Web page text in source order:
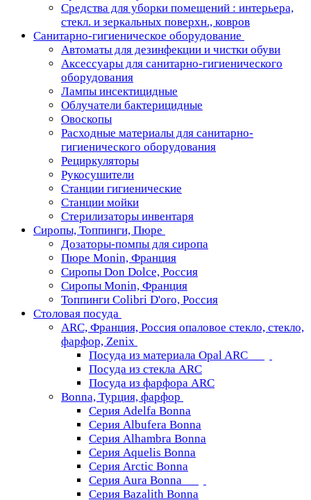
Средства для уборки помещений : интерьера,
стекл. и зеркальных поверхн., ковров
Санитарно-гигиеническое оборудование
Автоматы для дезинфекции и чистки обуви
Аксессуары для санитарно-гигиенического
оборудования
Лампы инсектицидные
Облучатели бактерицидные
Овоскопы
Расходные материалы для санитарно-
гигиенического оборудования
Рециркуляторы
Рукосушители
Станции гигиенические
Станции мойки
Стерилизаторы инвентаря
Сиропы, Топпинги, Пюре
Дозаторы-помпы для сиропа
Пюре Monin, Франция
Сиропы Don Dolce, Россия
Сиропы Monin, Франция
Топпинги Colibri D'oro, Россия
Столовая посуда
ARC, Франция, Россия опаловое стекло, стекло,
фарфор, Zenix
Посуда из материала Opal ARC
Посуда из стекла ARC
Посуда из фарфора ARC
Bonna, Турция, фарфор
Серия Adelfa Bonna
Серия Albufera Bonna
Серия Alhambra Bonna
Серия Aquelis Bonna
Серия Arctic Bonna
Серия Aura Bonna
Серия Bazalith Bonna